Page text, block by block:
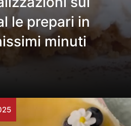
le prepari in
minuti